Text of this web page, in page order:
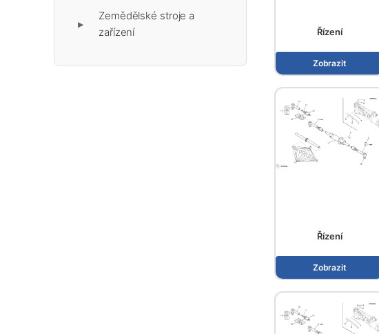
▶
Zemědělské stroje a
zařízení
Řízení
Zobrazit
Řízení
Zobrazit